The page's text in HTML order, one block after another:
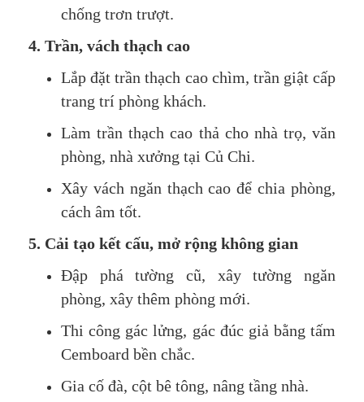
chống trơn trượt.
4. Trần, vách thạch cao
Lắp đặt trần thạch cao chìm, trần giật cấp
trang trí phòng khách.
Làm trần thạch cao thả cho nhà trọ, văn
phòng, nhà xưởng tại Củ Chi.
Xây vách ngăn thạch cao để chia phòng,
cách âm tốt.
5. Cải tạo kết cấu, mở rộng không gian
Đập phá tường cũ, xây tường ngăn
phòng, xây thêm phòng mới.
Thi công gác lửng, gác đúc giả bằng tấm
Cemboard bền chắc.
Gia cố đà, cột bê tông, nâng tầng nhà.